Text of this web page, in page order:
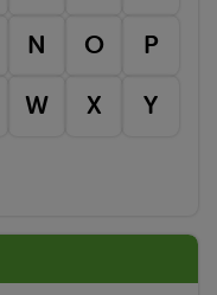
N O P
W X Y